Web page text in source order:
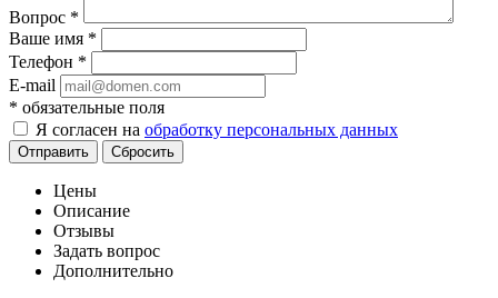
Вопрос *
Ваше имя *
Телефон *
E-mail
* обязательные поля
Я согласен на обработку персональных данных
Отправить Сбросить
Цены
Описание
Отзывы
Задать вопрос
Дополнительно